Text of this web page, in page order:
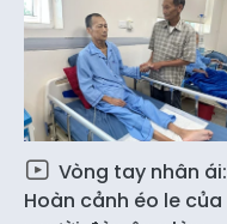
Vòng tay nhân ái:
Hoàn cảnh éo le của